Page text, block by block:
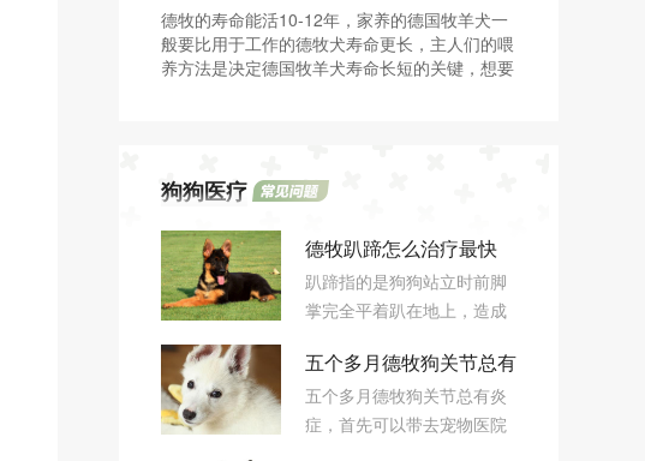
德牧的寿命能活10-12年，家养的德国牧羊犬一
般要比用于工作的德牧犬寿命更长，主人们的喂
养方法是决定德国牧羊犬寿命长短的关键，想要
狗狗医疗
德牧趴蹄怎么治疗最快
趴蹄指的是狗狗站立时前脚
掌完全平着趴在地上，造成
多，主要是营养不良的原
因，环境的影响也是一部分
原因，趴蹄越早治疗效果越
五个多月德牧狗关节总有
炎症怎么办
五个多月德牧狗关节总有炎
症，首先可以带去宠物医院